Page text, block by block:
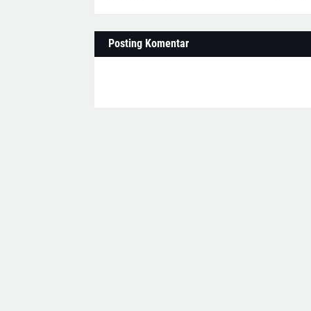
Posting Komentar